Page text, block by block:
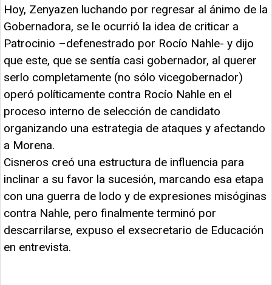
Hoy, Zenyazen luchando por regresar al ánimo de la
Gobernadora, se le ocurrió la idea de criticar a
Patrocinio –defenestrado por Rocío Nahle- y dijo
que este, que se sentía casi gobernador, al querer
serlo completamente (no sólo vicegobernador)
operó políticamente contra Rocío Nahle en el
proceso interno de selección de candidato
organizando una estrategia de ataques y afectando
a Morena.
Cisneros creó una estructura de influencia para
inclinar a su favor la sucesión, marcando esa etapa
con una guerra de lodo y de expresiones misóginas
contra Nahle, pero finalmente terminó por
descarrilarse, expuso el exsecretario de Educación
en entrevista.